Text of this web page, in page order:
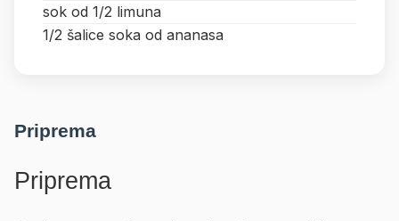
sok od 1/2 limuna
1/2 šalice soka od ananasa
Priprema
Priprema